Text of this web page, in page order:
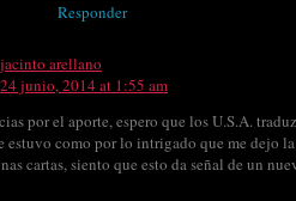
Responder
jacinto arellano
24 junio, 2014 at 1:55 am
por el aporte, espero que los U.S.A.
estuvo como por lo intrigado que me dejo
cartas, siento que esto da señal de un